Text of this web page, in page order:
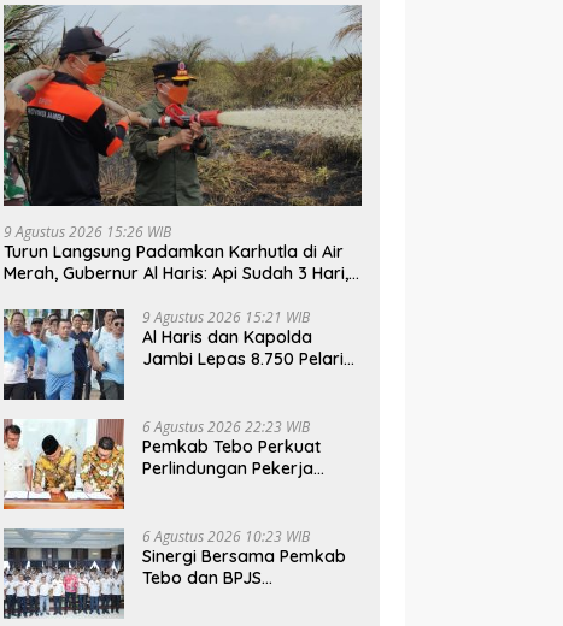
9 Agustus 2026 15:26 WIB
Turun Langsung Padamkan Karhutla di Air
Merah, Gubernur Al Haris: Api Sudah 3 Hari,
9 Agustus 2026 15:21 WIB
Al Haris dan Kapolda
Jambi Lepas 8.750 Pelari
6 Agustus 2026 22:23 WIB
Pemkab Tebo Perkuat
Perlindungan Pekerja
6 Agustus 2026 10:23 WIB
Sinergi Bersama Pemkab
Tebo dan BPJS